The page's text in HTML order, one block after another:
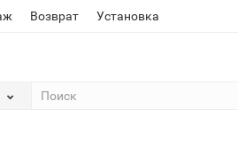
Возврат Установка